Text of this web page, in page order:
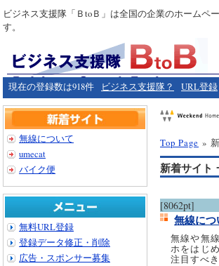
ビジネス支援隊「ＢtoＢ」は全国の企業のホームペ
す。
現在の登録数は918件 ビジネス支援隊？ URL登録
Top Page »
新着サイト
[8062pt]
無線に
無線や無
ホをはじ
注目すべ
無線について
umecat
バイク便
無料URL登録
登録データ修正・削除
広告・スポンサー募集